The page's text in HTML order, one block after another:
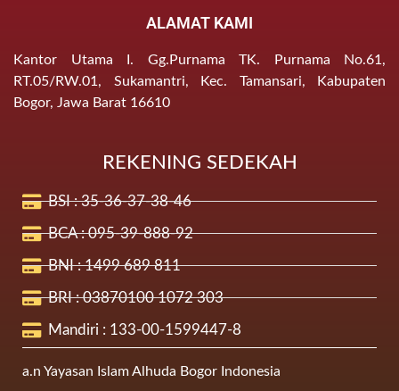
ALAMAT KAMI
Kantor Utama I. Gg.Purnama TK. Purnama No.61,
RT.05/RW.01, Sukamantri, Kec. Tamansari, Kabupaten
Bogor, Jawa Barat 16610
REKENING SEDEKAH
BSI : 35-36-37-38-46
BCA : 095-39-888-92
BNI : 1499 689 811
BRI : 03870100 1072 303
Mandiri : 133-00-1599447-8
a.n Yayasan Islam Alhuda Bogor Indonesia